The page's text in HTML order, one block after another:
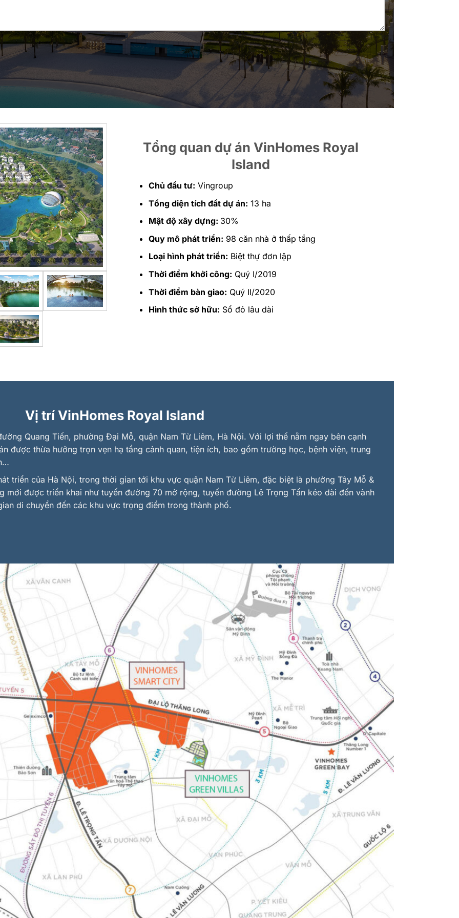
Tổng quan dự án VinHomes Royal
Island
Chủ đầu tư: Vingroup
Tổng diện tích đất dự án: 13 ha
Mật độ xây dựng: 30%
Quy mô phát triển: 98 căn nhà ở thấp tầng
Loại hình phát triển: Biệt thự đơn lập
Thời điểm khởi công: Quý I/2019
Thời điểm bàn giao: Quý II/2020
Hình thức sở hữu: Sổ đỏ lâu dài
Vị trí VinHomes Royal Island
Quang Tiến, phường Đại Mỗ, quận Nam Từ Liêm, Hà Nội. Với lợi thế nằm ngay bên cạnh
được thừa hưởng trọn vẹn hạ tầng cảnh quan, tiện ích, bao gồm trường học, bệnh viện, trung
triển của Hà Nội, trong thời gian tới khu vực quận Nam Từ Liêm, đặc biệt là phường Tây Mỗ &
mới được triển khai như tuyến đường 70 mở rộng, tuyến đường Lê Trọng Tấn kéo dài đến vành
di chuyển đến các khu vực trọng điểm trong thành phố.